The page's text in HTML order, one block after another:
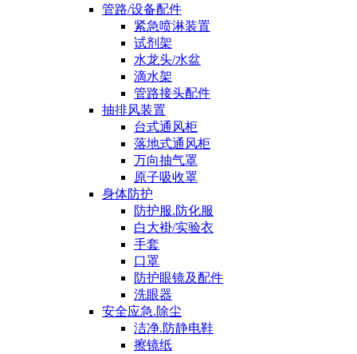
管路/设备配件
紧急喷淋装置
试剂架
水龙头/水盆
滴水架
管路接头配件
抽排风装置
台式通风柜
落地式通风柜
万向抽气罩
原子吸收罩
身体防护
防护服.防化服
白大褂/实验衣
手套
口罩
防护眼镜及配件
洗眼器
安全应急.除尘
洁净.防静电鞋
擦镜纸